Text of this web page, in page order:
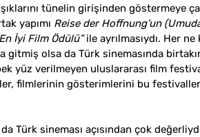
tünelin girişinden göstermeye
yapımı Reise der Hoffnung’un
İyi Film Ödülü” ile ayrılmasıydı. Her
gitmiş olsa da Türk sinemasında
yüz verilmeyen uluslararası film
filmlerinin gösterimlerini bu
Türk sineması açısından çok